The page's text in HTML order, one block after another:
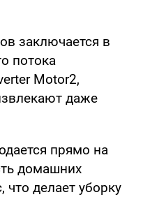
заключается в
потока
Motor2,
даже
прямо на
домашних
делает уборку